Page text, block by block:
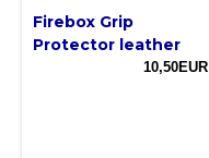
Firebox Grip
Protector leather
10,50EUR